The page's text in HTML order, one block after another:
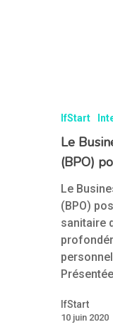
IfStart
Le
(BPO)
Le
(BPO)
sanitaire
IfStart
10 juin 2020